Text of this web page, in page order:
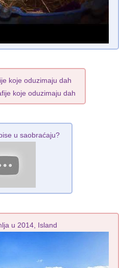
koje oduzimaju dah
u saobraćaju?
u 2014, Island